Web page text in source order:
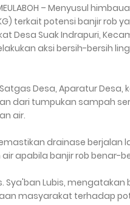
– Menyusul
terkait potensi banjir rob
Desa Suak Indrapuri,
aksi bersih-bersih
Desa, Aparatur Desa,
dari tumpukan sampah
air.
drainase berjalan
apabila banjir rob benar-
Sya'ban Lubis,
masyarakat terhadap